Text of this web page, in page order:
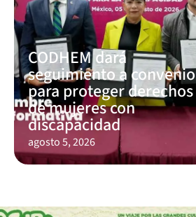
CODHEM dará
seguimiento a convenio
para proteger derechos
de mujeres con
discapacidad
agosto 5, 2026